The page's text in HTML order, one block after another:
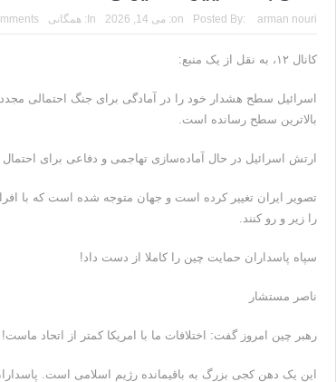
Posted By: arman nouri
on: می 14, 2026 In: همگانی
کانال ۱۲، به نقل از یک منبع:
اسرائیل سطح هشدار خود را در آمادگی برای جنگ احتمالی
بالاترین سطح رسانده است.
ارتش اسرائیل در حال آماده‌سازی تهاجمی و دفاعی برای
تصویر ایران تغییر کرده است و جهان متوجه شده است که با
را زیر و رو کنند.
سپاه پاسداران حمایت چین را کاملا از دست داد!
ناصر مستشار
رهبر چین امروز گفت: اختلافات ما با امریکا کمتر از اتحاد ماست!
این یک دهن کجی بزرگ به باقیمانده رژیم اسلامی است.